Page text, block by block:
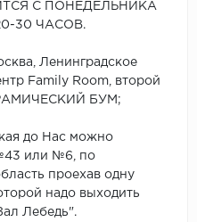
С ПОНЕДЕЛЬНИКА
30 ЧАСОВ.
Ленинградское
Family Room, второй
БУМ;
до Нас можно
или №6, по
проехав одну
надо выходить
Лебедь".